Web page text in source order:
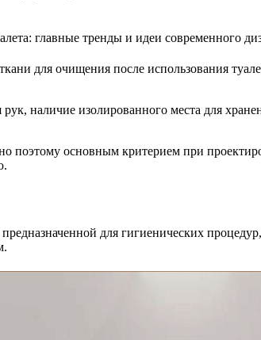
для очищения после использования
наличие изолированного места для
основным критерием при
для гигиенических